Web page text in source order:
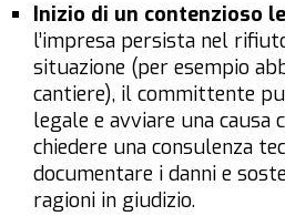
Inizio di un contenzioso
l’impresa persista nel
situazione (per esempio
cantiere), il committente
legale e avviare una causa
chiedere una consulenza
documentare i danni e
ragioni in giudizio.